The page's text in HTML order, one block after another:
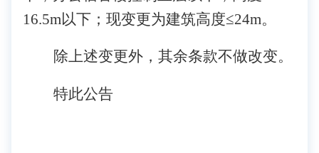
16.5m以下；现变更为建筑高度≤24m。
除上述变更外，其余条款不做改变。
特此公告